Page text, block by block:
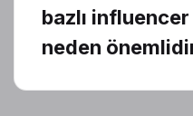
bazlı
neden